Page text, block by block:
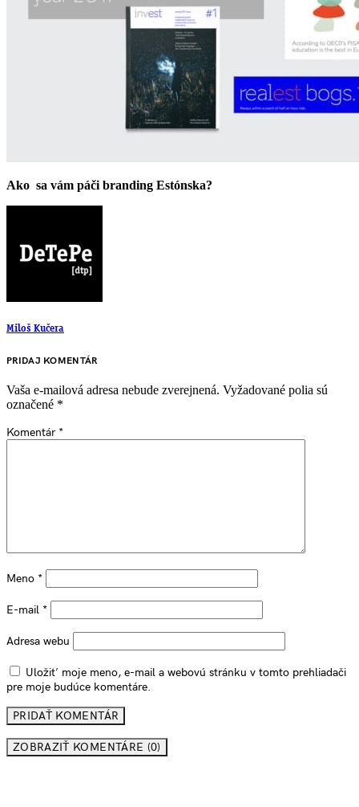
Ako sa vám páči branding Estónska?
Miloš Kučera
PRIDAJ KOMENTÁR
Vaša e-mailová adresa nebude zverejnená. Vyžadované polia sú
označené *
Komentár *
Meno *
E-mail *
Adresa webu
Uložiť moje meno, e-mail a webovú stránku v tomto prehliadači
pre moje budúce komentáre.
ZOBRAZIŤ KOMENTÁRE (0)